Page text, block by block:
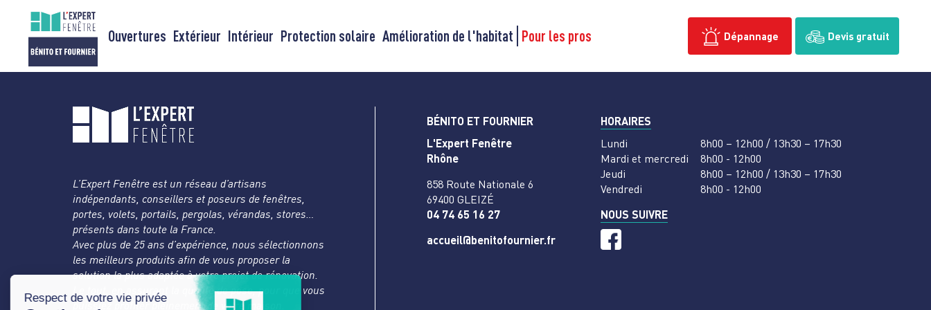
contenu
Dépannage Devis gratuit
Ouvertures Extérieur Intérieur Protection solaire Amélioration de l'habitat Pour les pros
L’Expert Fenêtre est un réseau d’artisans
indépendants, conseillers et poseurs de fenêtres,
portes, volets, portails, pergolas, vérandas, stores…
présents dans toute la France.
Avec plus de 25 ans d’expérience, nous sélectionnons
les meilleurs produits afin de vous proposer la
solution la plus adaptée à votre projet de rénovation.
Le tout, en assurant la qualité de pose, pour que vous
puissiez profiter pleinement de votre maison.
BÉNITO ET FOURNIER
L'Expert Fenêtre
Rhône
858 Route Nationale 6
69400 GLEIZÉ
04 74 65 16 27
accueil@benitofournier.fr
HORAIRES
Lundi
8h00 – 12h00 / 13h30 – 17h30
Mardi et mercredi
8h00 - 12h00
Jeudi
8h00 – 12h00 / 13h30 – 17h30
Vendredi
8h00 - 12h00
NOUS SUIVRE